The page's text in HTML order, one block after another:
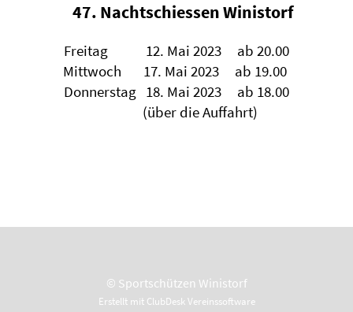
47. Nachtschiessen Winistorf
Freitag 12. Mai 2023 ab 20.00
Mittwoch 17. Mai 2023 ab 19.00
Donnerstag 18. Mai 2023 ab 18.00
(über die Auffahrt)
© Sportschützen Winistorf
Erstellt mit ClubDesk Vereinssoftware